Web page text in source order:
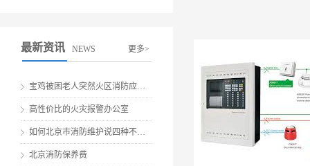
最新资讯 NEWS 更多>
宝鸡被困老人突然火区消防应急救援
高性价比的火灾报警办公室
如何北京市消防维护说四种不要做伤害
北京消防保养费